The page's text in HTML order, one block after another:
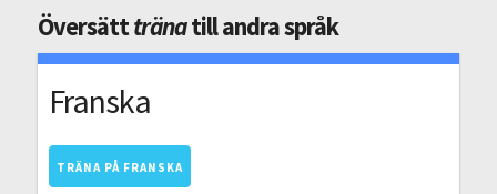
Översätttränatill andra språk
Franska
TRÄNA PÅ FRANSKA